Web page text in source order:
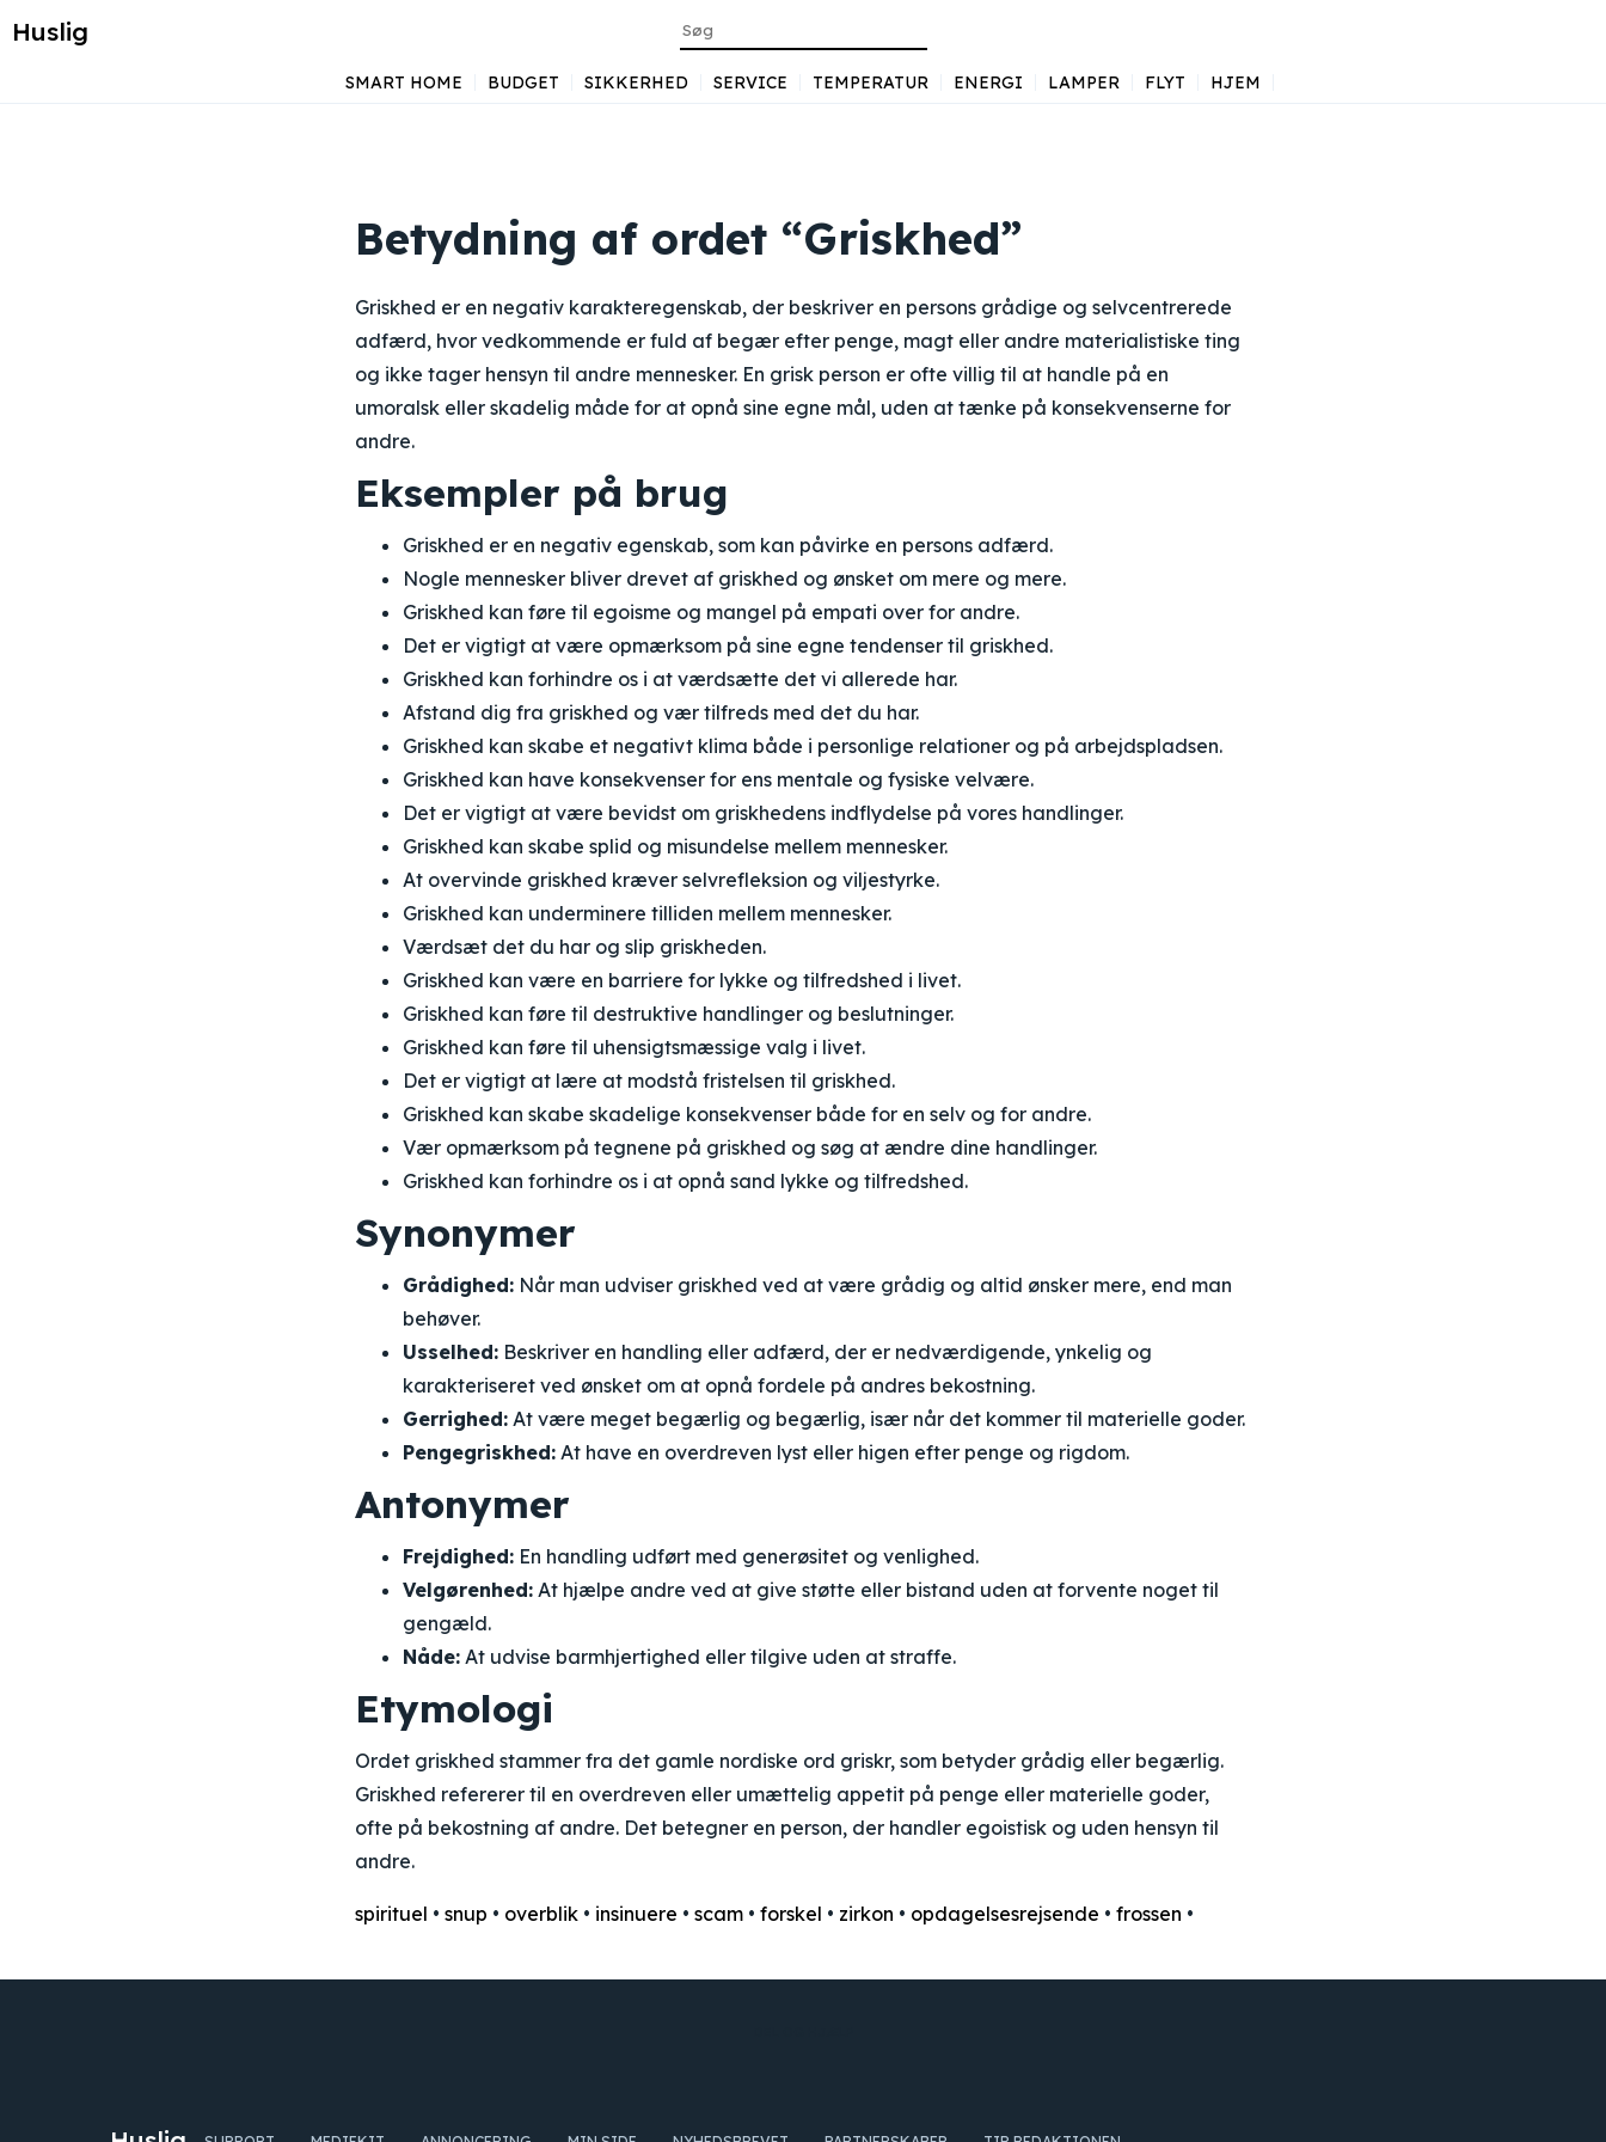
Huslig
SMART HOME BUDGET SIKKERHED SERVICE TEMPERATUR ENERGI LAMPER FLYT HJEM
Betydning af ordet “Griskhed”
Griskhed er en negativ karakteregenskab, der beskriver en persons grådige og selvcentrerede
adfærd, hvor vedkommende er fuld af begær efter penge, magt eller andre materialistiske ting
og ikke tager hensyn til andre mennesker. En grisk person er ofte villig til at handle på en
umoralsk eller skadelig måde for at opnå sine egne mål, uden at tænke på konsekvenserne for
andre.
Eksempler på brug
Griskhed er en negativ egenskab, som kan påvirke en persons adfærd.
Nogle mennesker bliver drevet af griskhed og ønsket om mere og mere.
Griskhed kan føre til egoisme og mangel på empati over for andre.
Det er vigtigt at være opmærksom på sine egne tendenser til griskhed.
Griskhed kan forhindre os i at værdsætte det vi allerede har.
Afstand dig fra griskhed og vær tilfreds med det du har.
Griskhed kan skabe et negativt klima både i personlige relationer og på arbejdspladsen.
Griskhed kan have konsekvenser for ens mentale og fysiske velvære.
Det er vigtigt at være bevidst om griskhedens indflydelse på vores handlinger.
Griskhed kan skabe splid og misundelse mellem mennesker.
At overvinde griskhed kræver selvrefleksion og viljestyrke.
Griskhed kan underminere tilliden mellem mennesker.
Værdsæt det du har og slip griskheden.
Griskhed kan være en barriere for lykke og tilfredshed i livet.
Griskhed kan føre til destruktive handlinger og beslutninger.
Griskhed kan føre til uhensigtsmæssige valg i livet.
Det er vigtigt at lære at modstå fristelsen til griskhed.
Griskhed kan skabe skadelige konsekvenser både for en selv og for andre.
Vær opmærksom på tegnene på griskhed og søg at ændre dine handlinger.
Griskhed kan forhindre os i at opnå sand lykke og tilfredshed.
Synonymer
Grådighed: Når man udviser griskhed ved at være grådig og altid ønsker mere, end man
behøver.
Usselhed: Beskriver en handling eller adfærd, der er nedværdigende, ynkelig og
karakteriseret ved ønsket om at opnå fordele på andres bekostning.
Gerrighed: At være meget begærlig og begærlig, især når det kommer til materielle goder.
Pengegriskhed: At have en overdreven lyst eller higen efter penge og rigdom.
Antonymer
Frejdighed: En handling udført med generøsitet og venlighed.
Velgørenhed: At hjælpe andre ved at give støtte eller bistand uden at forvente noget til
gengæld.
Nåde: At udvise barmhjertighed eller tilgive uden at straffe.
Etymologi
Ordet griskhed stammer fra det gamle nordiske ord griskr, som betyder grådig eller begærlig.
Griskhed refererer til en overdreven eller umættelig appetit på penge eller materielle goder,
ofte på bekostning af andre. Det betegner en person, der handler egoistisk og uden hensyn til
andre.
spirituel • snup • overblik • insinuere • scam • forskel • zirkon • opdagelsesrejsende • frossen •